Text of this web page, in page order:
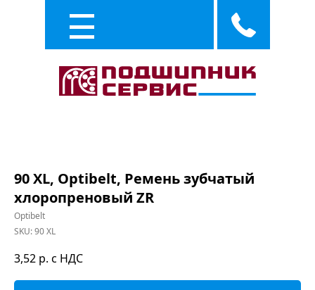
90 XL, Optibelt, Ремень зубчатый
хлоропреновый ZR
Optibelt
SKU:90 XL
3,52 р. с НДС